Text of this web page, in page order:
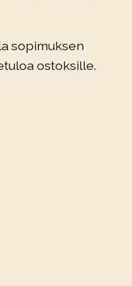
sopimuksen
ostoksille.